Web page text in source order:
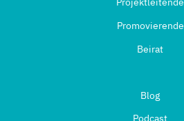
Promovierende
Beirat
Blog
Podcast